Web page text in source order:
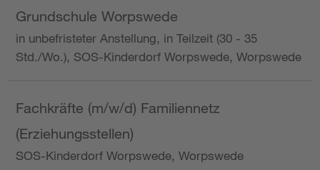
Grundschule Worpswede
in unbefristeter Anstellung, in Teilzeit (30 - 35
Std./Wo.), SOS-Kinderdorf Worpswede, Worpswede
Fachkräfte (m/w/d) Familiennetz
(Erziehungsstellen)
SOS-Kinderdorf Worpswede, Worpswede